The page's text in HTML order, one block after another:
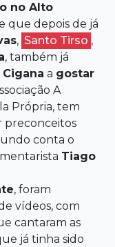
no Alto
que depois de já
, Santo Tirso ,
, também já
Cigana a gostar
A
Própria, tem
preconceitos
conta o
Tiago
, foram
vídeos, com
cantaram as
já tinha sido